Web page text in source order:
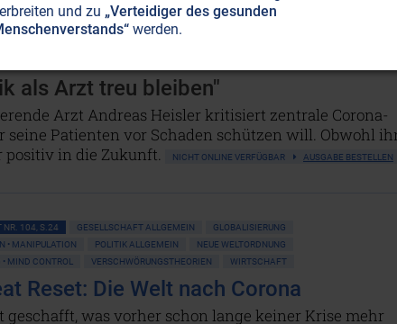
als Arzt treu bleiben"
Arzt Andreas Heisler kritisiert zentrale Corona-
seine Patienten vor Schaden schützen will. Obwohl
positiv in die Zukunft.
NICHT ONLINE VERFÜGBAR AUSGABE BESTELLEN
NR. 104, S.24 GESELLSCHAFT ALLGEMEIN
GLOBALISIERUNG
• MANIPULATION
POLITIK ALLGEMEIN
NEUE WELTORDNUNG
MIND CONTROL
VERSCHWÖRUNGSTHEORIEN WIRTSCHAFT
Reset: Die Welt nach Corona
geschafft, was vorher schon lange keiner Krise mehr
und zu „Verteidiger des gesunden
werden.